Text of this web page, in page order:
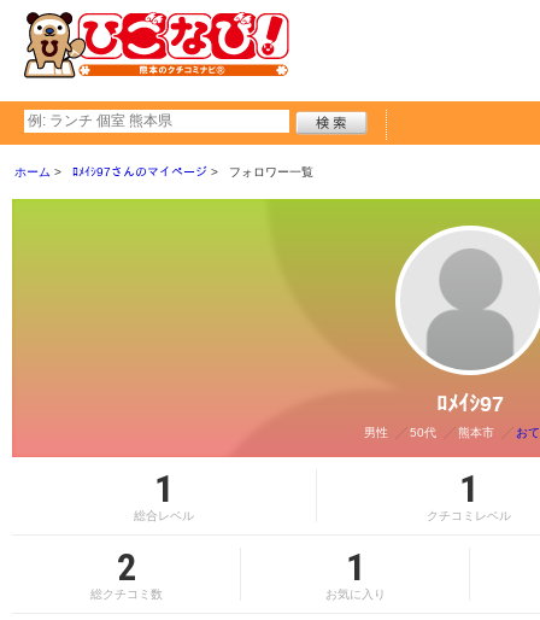
ホーム ﾛﾒｲｼ97さんのマイページ フォロワー一覧
ﾛﾒｲｼ97
男性 50代 熊本市 お
1
総合レベル
1
クチコミレベル
2
総クチコミ数
1
お気に入り